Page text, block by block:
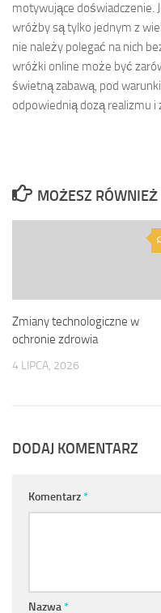
motywujące doświadczenie.
wróżby są tylko jednym z
nie należy polegać na nich
wróżki online może być
świetną zabawą, pod
odpowiednią dozą realizmu i
MOŻESZ
Zmiany technologiczne w
ochronie zdrowia
4 LIPCA, 2026
DODAJ KOMENTARZ
Komentarz*
Nazwa*